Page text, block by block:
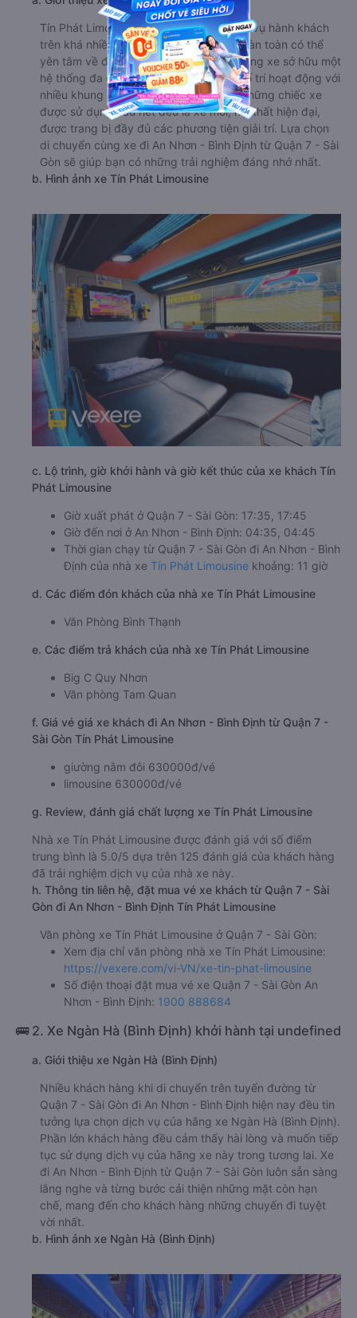
Tín Phát Limousine có kinh nghiệm phục vụ hành khách
trên khá nhiều tuyến đường, nên bạn hoàn toàn có thể
yên tâm về độ uy tín của nhà xe này. Hãng xe sở hữu một
hệ thống đa dạng các dòng xe, được bố trí hoạt động với
nhiều khung giờ xuất bến trong ngày. Những chiếc xe
được sử dụng hầu hết đều là xe mới, nội thất hiện đại,
được trang bị đầy đủ các phương tiện giải trí. Lựa chọn
di chuyển cùng xe đi An Nhơn - Bình Định từ Quận 7 - Sài
Gòn sẽ giúp bạn có những trải nghiệm đáng nhớ nhất.
b. Hình ảnh xe Tín Phát Limousine
c. Lộ trình, giờ khởi hành và giờ kết thúc của xe khách Tín
Phát Limousine
Giờ xuất phát ở Quận 7 - Sài Gòn: 17:35, 17:45
Giờ đến nơi ở An Nhơn - Bình Định: 04:35, 04:45
Thời gian chạy từ Quận 7 - Sài Gòn đi An Nhơn - Bình
Định của nhà xe Tín Phát Limousine khoảng: 11 giờ
d. Các điểm đón khách của nhà xe Tín Phát Limousine
Văn Phòng Bình Thạnh
e. Các điểm trả khách của nhà xe Tín Phát Limousine
Big C Quy Nhơn
Văn phòng Tam Quan
f. Giá vé giá xe khách đi An Nhơn - Bình Định từ Quận 7 -
Sài Gòn Tín Phát Limousine
giường nằm đôi 630000đ/vé
limousine 630000đ/vé
g. Review, đánh giá chất lượng xe Tín Phát Limousine
Nhà xe Tín Phát Limousine được đánh giá với số điểm
trung bình là 5.0/5 dựa trên 125 đánh giá của khách hàng
đã trải nghiệm dịch vụ của nhà xe này.
h. Thông tin liên hệ, đặt mua vé xe khách từ Quận 7 - Sài
Gòn đi An Nhơn - Bình Định Tín Phát Limousine
Văn phòng xe Tín Phát Limousine ở Quận 7 - Sài Gòn:
Xem địa chỉ văn phòng nhà xe Tín Phát Limousine:
https://vexere.com/vi-VN/xe-tin-phat-limousine
Số điện thoại đặt mua vé xe Quận 7 - Sài Gòn An
Nhơn - Bình Định: 1900 888684
🚌 2. Xe Ngàn Hà (Bình Định) khởi hành tại undefined
a. Giới thiệu xe Ngàn Hà (Bình Định)
Nhiều khách hàng khi di chuyển trên tuyến đường từ
Quận 7 - Sài Gòn đi An Nhơn - Bình Định hiện nay đều tin
tưởng lựa chọn dịch vụ của hãng xe Ngàn Hà (Bình Định).
Phần lớn khách hàng đều cảm thấy hài lòng và muốn tiếp
tục sử dụng dịch vụ của hãng xe này trong tương lai. Xe
đi An Nhơn - Bình Định từ Quận 7 - Sài Gòn luôn sẵn sàng
lắng nghe và từng bước cải thiện những mặt còn hạn
chế, mang đến cho khách hàng những chuyến đi tuyệt
vời nhất.
b. Hình ảnh xe Ngàn Hà (Bình Định)